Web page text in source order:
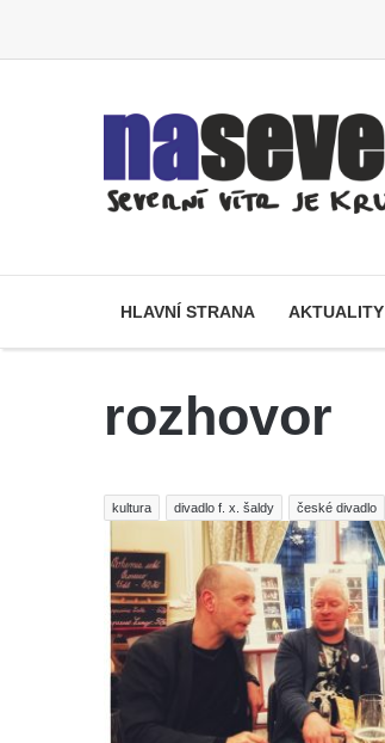
HLAVNÍ STRANA AKTUALITY
rozhovor
kultura divadlo f. x. šaldy české divadlo